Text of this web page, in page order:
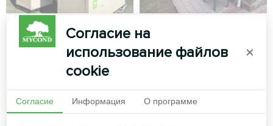
Производственная
установка с
модульным
тепловым насосом
Mycond STANDARD
MCU
Тепловой насос типа
Согласие на
использование файлов
cookie
×
Согласие Информация О программе